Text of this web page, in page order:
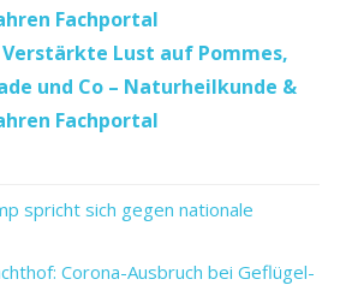
Fachportal
Lust auf Pommes,
und Co – Naturheilkunde &
Fachportal
spricht sich gegen nationale
Corona-Ausbruch bei Geflügel-